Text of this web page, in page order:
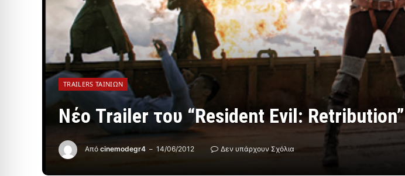
TRAILERS ΤΑΙΝΙΏΝ
Νέο Trailer του “Resident Evil: Retribution”
Από cinemodegr4 14/06/2012 Δεν υπάρχουν Σχόλια